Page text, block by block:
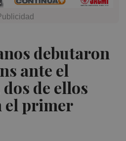
debutaron
ante el
de ellos
el primer